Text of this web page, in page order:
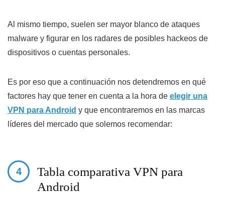
Al mismo tiempo, suelen ser mayor blanco de ataques
malware y figurar en los radares de posibles hackeos de
dispositivos o cuentas personales.
Es por eso que a continuación nos detendremos en qué
factores hay que tener en cuenta a la hora de elegir una
VPN para Android y que encontraremos en las marcas
líderes del mercado que solemos recomendar:
Tabla comparativa VPN para
Android